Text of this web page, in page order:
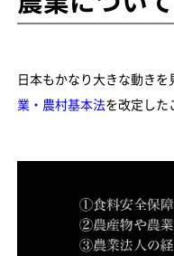
日本もかなり大きな動き
業・農村基本法を改定した